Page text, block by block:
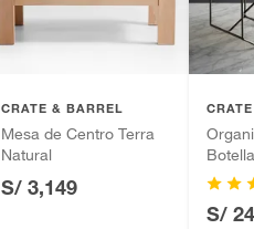
CRATE & BARREL
Mesa de Centro Terra
Natural
S/ 3,149
S/